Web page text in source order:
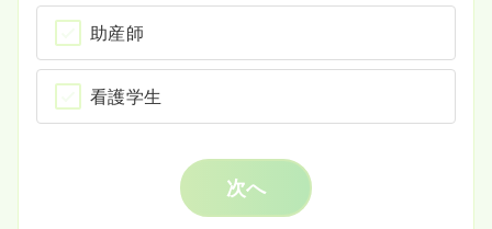
助産師
看護学生
次へ